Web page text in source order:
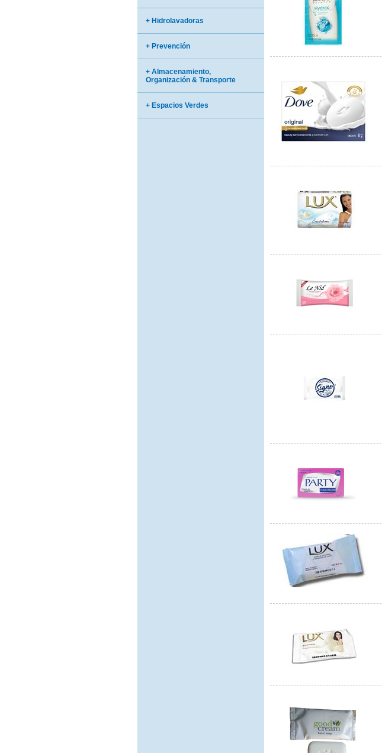
+ Hidrolavadoras
+ Prevención
+ Almacenamiento,
Organización & Transporte
+ Espacios Verdes